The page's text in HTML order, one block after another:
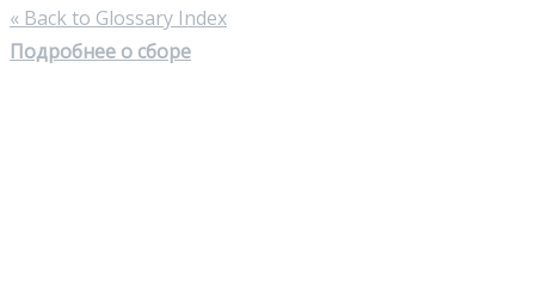
« Back to Glossary Index
Подробнее о сборе